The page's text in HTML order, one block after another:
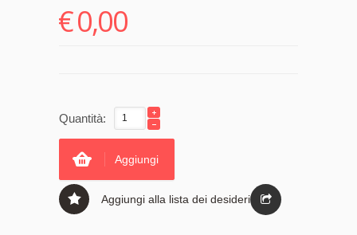
€0,00
Quantità:
Aggiungi
Aggiungi alla lista dei desideri